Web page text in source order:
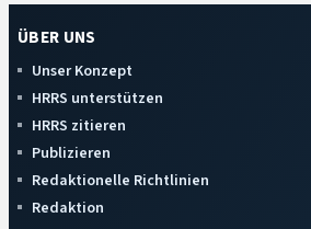
ÜBER UNS
Unser Konzept
HRRS unterstützen
HRRS zitieren
Publizieren
Redaktionelle Richtlinien
Redaktion